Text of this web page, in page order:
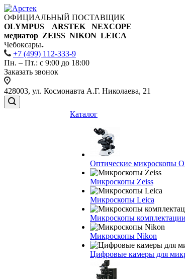
ОФИЦИАЛЬНЫЙ ПОСТАВЩИК
OLYMPUS ARSTEK NEXCOPE
медиатор ZEISS NIKON LEICA
Чебоксары
+7 (499) 112-333-9
Пн. – Пт.: с 9:00 до 18:00
Заказать звонок
428003, ул. Космонавта А.Г. Николаева, 21
Каталог
Оптические микроскопы
Микроскопы Zeiss
Микроскопы Leica
Микроскопы
Микроскопы Nikon
Цифровые камеры для